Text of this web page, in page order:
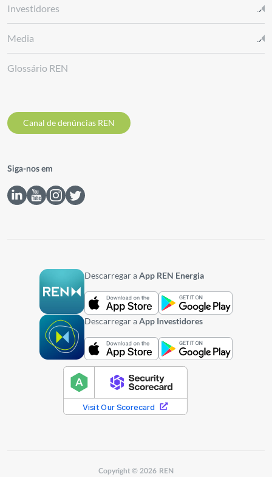
Investidores
Media
Glossário REN
Canal de denúncias REN
Siga-nos em
Descarregar aApp REN Energia
Descarregar aApp Investidores
Copyright © 2026 REN